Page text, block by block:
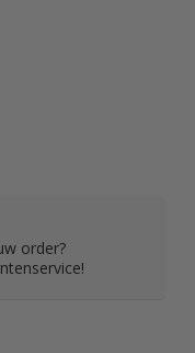
order?